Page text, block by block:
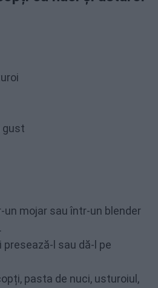
gust
un mojar sau într-un blender
l sau dă-l pe
pasta de nuci, usturoiul,